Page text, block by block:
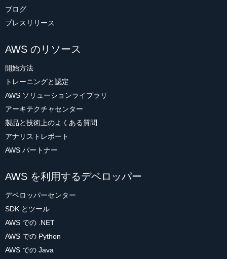
ブログ
プレスリリース
AWS のリソース
開始方法
トレーニングと認定
AWS ソリューションライブラリ
アーキテクチャセンター
製品と技術上のよくある質問
アナリストレポート
AWS パートナー
AWS を利用するデベロッパー
デベロッパーセンター
SDK とツール
AWS での .NET
AWS での Python
AWS での Java